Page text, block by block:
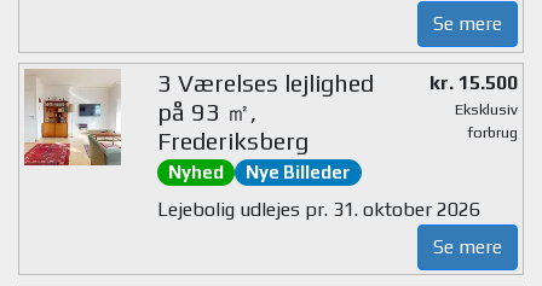
Se mere
3 Værelses lejlighed
på 93 ㎡,
Frederiksberg
Nyhed Nye Billeder
kr. 15.500
Eksklusiv
forbrug
Lejebolig udlejes pr. 31. oktober 2026
Se mere